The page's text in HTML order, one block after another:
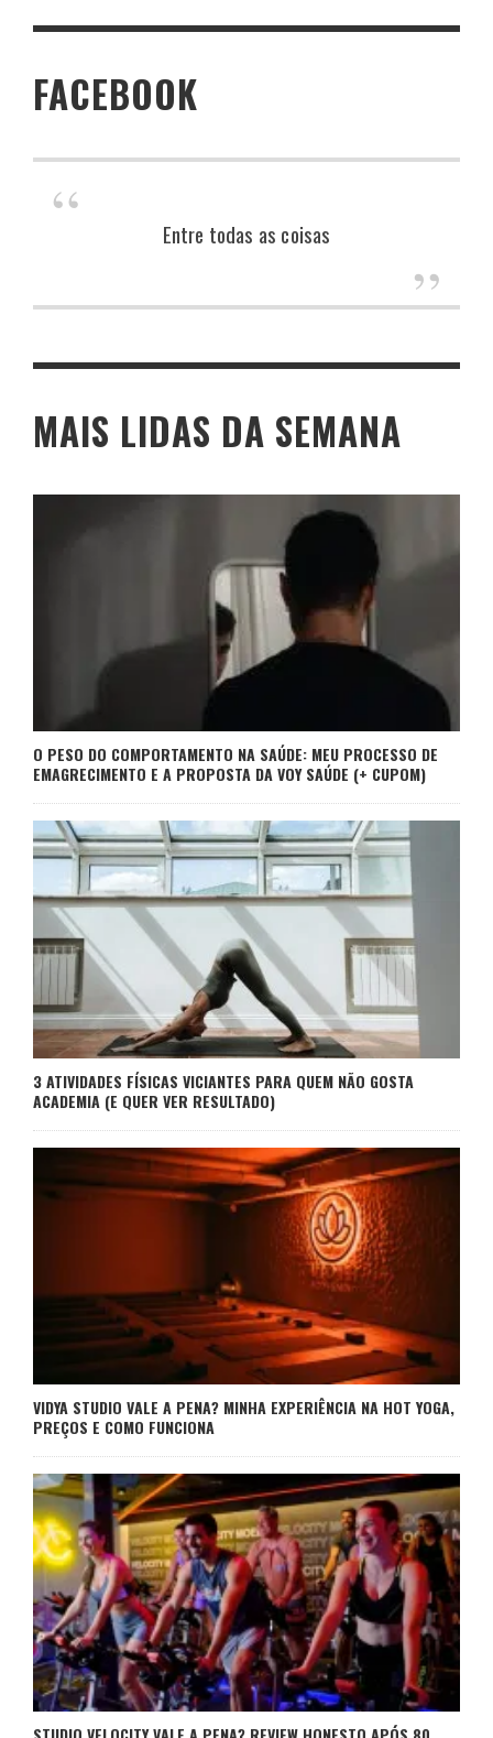
FACEBOOK
Entre todas as coisas
MAIS LIDAS DA SEMANA
O PESO DO COMPORTAMENTO NA SAÚDE: MEU PROCESSO DE
EMAGRECIMENTO E A PROPOSTA DA VOY SAÚDE (+ CUPOM)
3 ATIVIDADES FÍSICAS VICIANTES PARA QUEM NÃO GOSTA
ACADEMIA (E QUER VER RESULTADO)
VIDYA STUDIO VALE A PENA? MINHA EXPERIÊNCIA NA HOT YOGA,
PREÇOS E COMO FUNCIONA